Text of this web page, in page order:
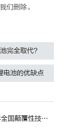
们删除。
完全取代？
电池的优缺点
技术创新大赛